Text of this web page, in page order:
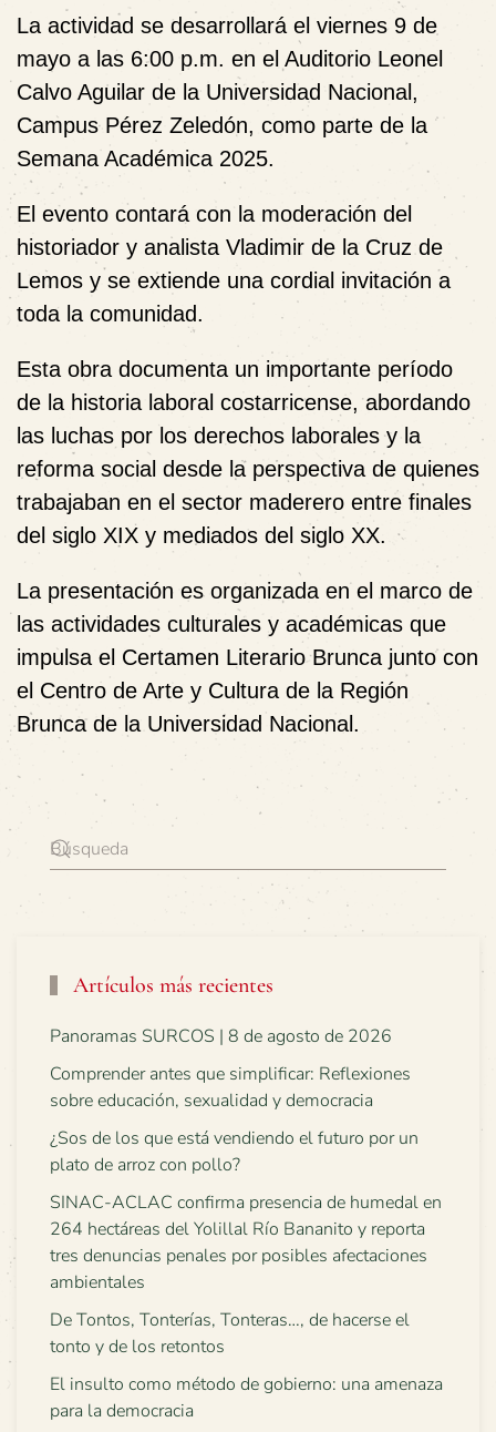
La actividad se desarrollará el viernes 9 de
mayo a las 6:00 p.m. en el Auditorio Leonel
Calvo Aguilar de la Universidad Nacional,
Campus Pérez Zeledón, como parte de la
Semana Académica 2025.
El evento contará con la moderación del
historiador y analista Vladimir de la Cruz de
Lemos y se extiende una cordial invitación a
toda la comunidad.
Esta obra documenta un importante período
de la historia laboral costarricense, abordando
las luchas por los derechos laborales y la
reforma social desde la perspectiva de quienes
trabajaban en el sector maderero entre finales
del siglo XIX y mediados del siglo XX.
La presentación es organizada en el marco de
las actividades culturales y académicas que
impulsa el Certamen Literario Brunca junto con
el Centro de Arte y Cultura de la Región
Brunca de la Universidad Nacional.
Artículos más recientes
Panoramas SURCOS | 8 de agosto de 2026
Comprender antes que simplificar: Reflexiones
sobre educación, sexualidad y democracia
¿Sos de los que está vendiendo el futuro por un
plato de arroz con pollo?
SINAC-ACLAC confirma presencia de humedal en
264 hectáreas del Yolillal Río Bananito y reporta
tres denuncias penales por posibles afectaciones
ambientales
De Tontos, Tonterías, Tonteras…, de hacerse el
tonto y de los retontos
El insulto como método de gobierno: una amenaza
para la democracia